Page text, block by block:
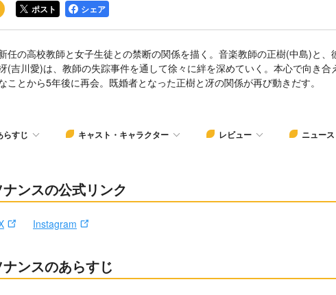
ポスト シェア
任の高校教師と女子生徒との禁断の関係を描く。音楽教師の正樹(中島)と、
(吉川愛)は、教師の失踪事件を通して徐々に絆を深めていく。本心で向き合
ことから5年後に再会。既婚者となった正樹と冴の関係が再び動きだす。
らすじ キャスト・キャラクター レビュー ニュース
ンスの公式リンク
Instagram
ンスのあらすじ